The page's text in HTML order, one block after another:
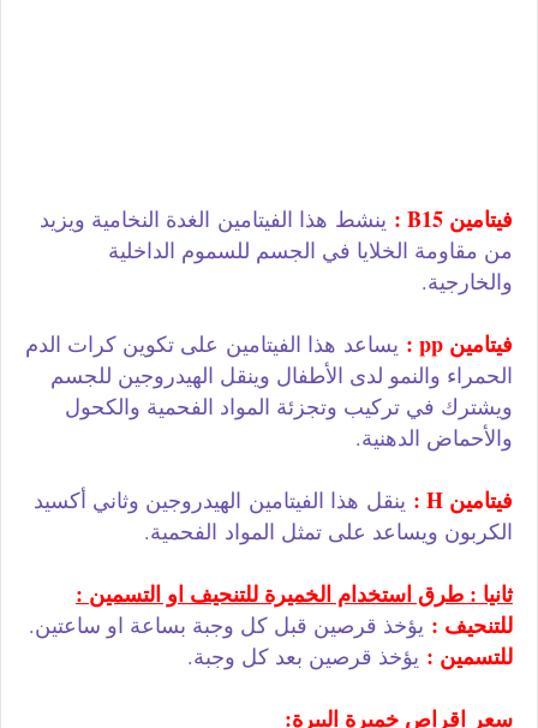
فيتامين B15 : ينشط هذا الفيتامين الغدة النخامية ويزيد
من مقاومة الخلايا في الجسم للسموم الداخلية
والخارجية.
فيتامين pp : يساعد هذا الفيتامين على تكوين كرات الدم
الحمراء والنمو لدى الأطفال وينقل الهيدروجين للجسم
ويشترك في تركيب وتجزئة المواد الفحمية والكحول
والأحماض الدهنية.
فيتامين H : ينقل هذا الفيتامين الهيدروجين وثاني أكسيد
الكربون ويساعد على تمثل المواد الفحمية.
ثانيا : طرق استخدام الخميرة للتنحيف او التسمين :
للتنحيف : يؤخذ قرصين قبل كل وجبة بساعة او ساعتين.
للتسمين : يؤخذ قرصين بعد كل وجبة.
سعر اقراص خميرة البيرة: